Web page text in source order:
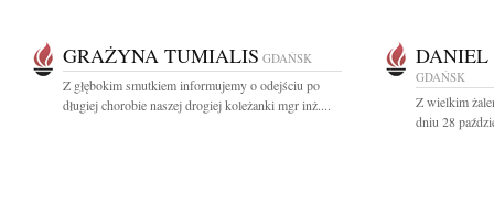
GRAŻYNA TUMIALIS GDAŃSK
Z głębokim smutkiem informujemy o odejściu po
długiej chorobie naszej drogiej koleżanki mgr inż....
DANIEL
GDAŃSK
Z wielkim
dniu 28